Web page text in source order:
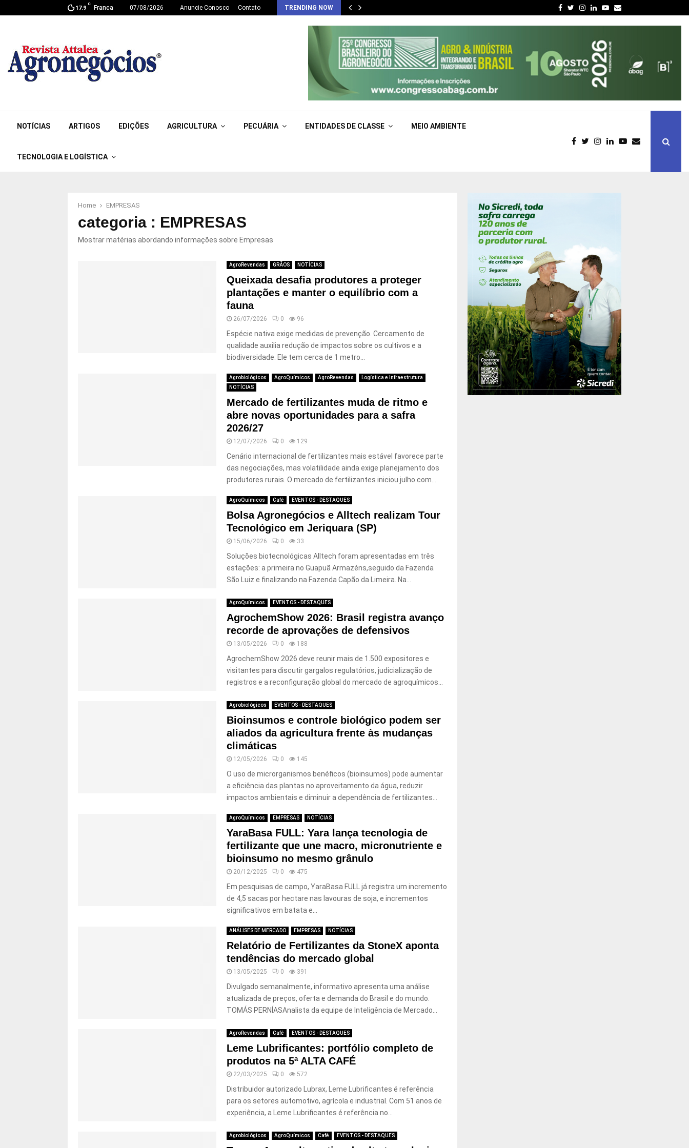
17.9
C
Franca 07/08/2026 Anuncie Conosco Contato TRENDING NOW Facebook
Twitter
Instagram
LinkedinYoutube
Email
NOTÍCIAS ARTIGOS EDIÇÕES AGRICULTURA PECUÁRIA ENTIDADES DE CLASSE MEIO AMBIENTE
TECNOLOGIA E LOGÍSTICA
Home EMPRESAS
categoria : EMPRESAS
Mostrar matérias abordando informações sobre Empresas
AgroRevendas GRÃOS NOTÍCIAS
Queixada desafia produtores a proteger
plantações e manter o equilíbrio com a
fauna
26/07/2026 0 96
Espécie nativa exige medidas de prevenção. Cercamento de
qualidade auxilia redução de impactos sobre os cultivos e a
biodiversidade. Ele tem cerca de 1 metro...
Agrobiológicos AgroQuímicos AgroRevendas
Logística e Infraestrutura
NOTÍCIAS
Mercado de fertilizantes muda de ritmo e
abre novas oportunidades para a safra
2026/27
12/07/2026 0 129
Cenário internacional de fertilizantes mais estável favorece parte
das negociações, mas volatilidade ainda exige planejamento dos
produtores rurais. O mercado de fertilizantes iniciou julho com...
AgroQuímicos Café EVENTOS - DESTAQUES
Bolsa Agronegócios e Alltech realizam Tour
Tecnológico em Jeriquara (SP)
15/06/2026 0 33
Soluções biotecnológicas Alltech foram apresentadas em três
estações: a primeira no Guapuã Armazéns,seguido da Fazenda
São Luiz e finalizando na Fazenda Capão da Limeira. Na...
AgroQuímicos EVENTOS - DESTAQUES
AgrochemShow 2026: Brasil registra avanço
recorde de aprovações de defensivos
13/05/2026 0 188
AgrochemShow 2026 deve reunir mais de 1.500 expositores e
visitantes para discutir gargalos regulatórios, judicialização de
registros e a reconfiguração global do mercado de agroquímicos...
Agrobiológicos EVENTOS - DESTAQUES
Bioinsumos e controle biológico podem ser
aliados da agricultura frente às mudanças
climáticas
12/05/2026 0 145
O uso de microrganismos benéficos (bioinsumos) pode aumentar
a eficiência das plantas no aproveitamento da água, reduzir
impactos ambientais e diminuir a dependência de fertilizantes...
AgroQuímicos EMPRESAS NOTÍCIAS
YaraBasa FULL: Yara lança tecnologia de
fertilizante que une macro, micronutriente e
bioinsumo no mesmo grânulo
20/12/2025 0 475
Em pesquisas de campo, YaraBasa FULL já registra um incremento
de 4,5 sacas por hectare nas lavouras de soja, e incrementos
significativos em batata e...
ANÁLISES DE MERCADO EMPRESAS NOTÍCIAS
Relatório de Fertilizantes da StoneX aponta
tendências do mercado global
13/05/2025 0 391
Divulgado semanalmente, informativo apresenta uma análise
atualizada de preços, oferta e demanda do Brasil e do mundo.
TOMÁS PERNÍASAnalista da equipe de Inteligência de Mercado...
AgroRevendas Café EVENTOS - DESTAQUES
Leme Lubrificantes: portfólio completo de
produtos na 5ª ALTA CAFÉ
22/03/2025 0 572
Distribuidor autorizado Lubrax, Leme Lubrificantes é referência
para os setores automotivo, agrícola e industrial. Com 51 anos de
experiência, a Leme Lubrificantes é referência no...
Agrobiológicos AgroQuímicos Café EVENTOS - DESTAQUES